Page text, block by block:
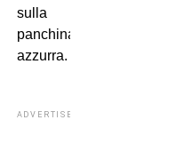
sulla
panchina
azzurra.
ADVERTISEMENT